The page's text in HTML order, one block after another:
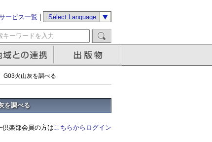
ービス一覧
G03火山灰を調べる
を調べる
倶楽部会員の方はこちらからログイン